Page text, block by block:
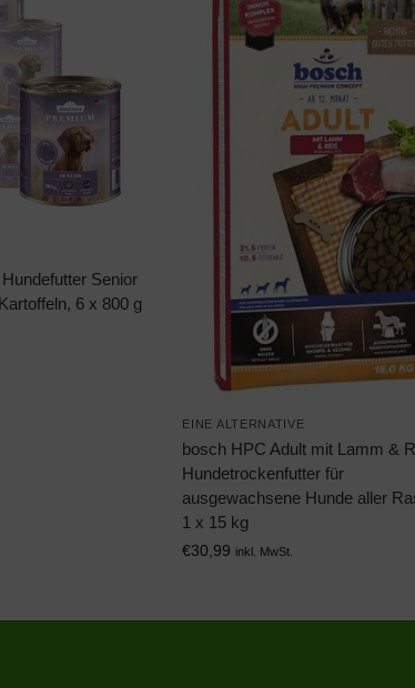
Senior
6 x 800 g
EINE ALTERNATIVE
bosch HPC Adult mit Lamm &
Hundetrockenfutter für
ausgewachsene Hunde aller
1 x 15 kg
€30,99 inkl. MwSt.